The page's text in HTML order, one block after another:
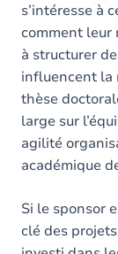
s’intéresse à
comment leur
à structurer
influencent la
thèse
large sur
agilité
académique
Si le sponsor
clé des